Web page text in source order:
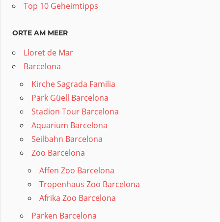
Top 10 Geheimtipps
ORTE AM MEER
Lloret de Mar
Barcelona
Kirche Sagrada Familia
Park Güell Barcelona
Stadion Tour Barcelona
Aquarium Barcelona
Seilbahn Barcelona
Zoo Barcelona
Affen Zoo Barcelona
Tropenhaus Zoo Barcelona
Afrika Zoo Barcelona
Parken Barcelona